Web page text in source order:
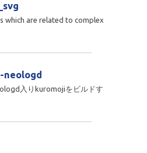
which are related to complex
neologd
入りkuromojiをビルドす